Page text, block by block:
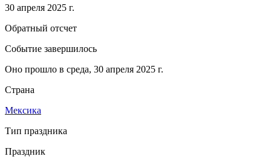
30 апреля 2025 г.
Обратный отсчет
Событие завершилось
Оно прошло в среда, 30 апреля 2025 г.
Страна
Мексика
Тип праздника
Праздник